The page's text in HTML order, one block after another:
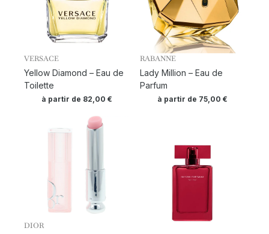
VERSACE
Yellow Diamond – Eau de
Toilette
à partir de 82,00 €
RABANNE
Lady Million – Eau de
Parfum
à partir de 75,00 €
DIOR